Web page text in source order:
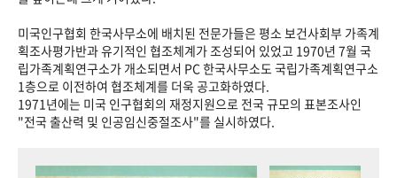
미국인구협회 한국사무소에 배치된 전문가들은 평소 보건사회부 가족계
획조사평가반과 유기적인 협조체계가 조성되어 있었고 1970년 7월 국
립가족계획연구소가 개소되면서 PC 한국사무소도 국립가족계획연구소
1층으로 이전하여 협조체계를 더욱 공고화하였다.
1971년에는 미국 인구협회의 재정지원으로 전국 규모의 표본조사인
"전국 출산력 및 인공임신중절조사"를 실시하였다.